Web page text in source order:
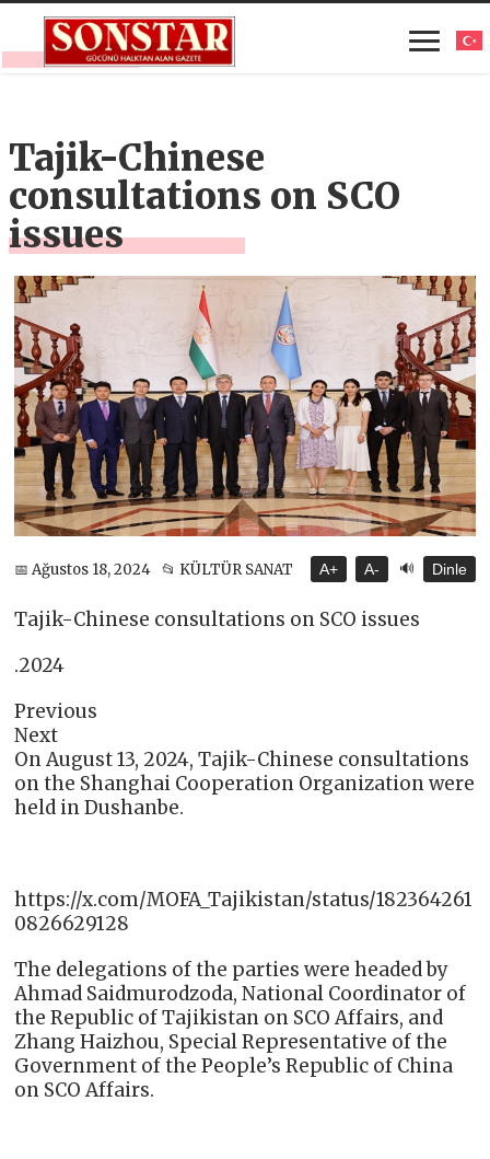
Tajik-Chinese
consultations on SCO
issues
📅 Ağustos 18, 2024 📂 KÜLTÜR SANAT A+ A- 🔊 Dinle
Tajik-Chinese consultations on SCO issues
.2024
Previous
Next
On August 13, 2024, Tajik-Chinese consultations
on the Shanghai Cooperation Organization were
held in Dushanbe.
https://x.com/MOFA_Tajikistan/status/182364261
0826629128
The delegations of the parties were headed by
Ahmad Saidmurodzoda, National Coordinator of
the Republic of Tajikistan on SCO Affairs, and
Zhang Haizhou, Special Representative of the
Government of the People’s Republic of China
on SCO Affairs.